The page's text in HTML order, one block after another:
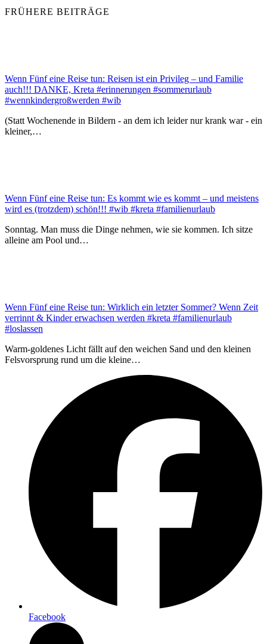
FRÜHERE BEITRÄGE
Wenn Fünf eine Reise tun: Reisen ist ein Privileg – und Familie
auch!!! DANKE, Kreta #erinnerungen #sommerurlaub
#wennkindergroßwerden #wib
(Statt Wochenende in Bildern - an dem ich leider nur krank war - ein
kleiner,…
Wenn Fünf eine Reise tun: Es kommt wie es kommt – und meistens
wird es (trotzdem) schön!!! #wib #kreta #familienurlaub
Sonntag. Man muss die Dinge nehmen, wie sie kommen. Ich sitze
alleine am Pool und…
Wenn Fünf eine Reise tun: Wirklich ein letzter Sommer? Wenn Zeit
verrinnt & Kinder erwachsen werden #kreta #familienurlaub
#loslassen
Warm-goldenes Licht fällt auf den weichen Sand und den kleinen
Felsvorsprung rund um die kleine…
Facebook